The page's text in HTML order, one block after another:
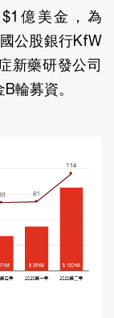
億美金，為
公股銀行KfW
新藥研發公司
輪募資。